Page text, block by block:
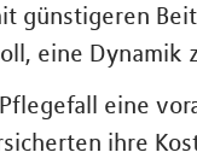
günstigeren
eine Dynamik
eine
ihre